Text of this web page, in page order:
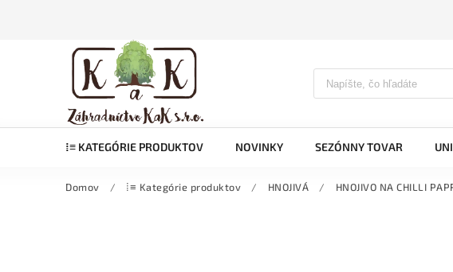
⁞≡ KATEGÓRIE PRODUKTOV NOVINKY SEZÓNNY TOVAR
Domov / ⁞≡ Kategórie produktov / HNOJIVÁ / HNOJIVO NA CHILLI